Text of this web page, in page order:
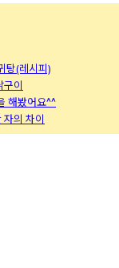
탕(레시피)
구이
해봤어요^^
의 차이